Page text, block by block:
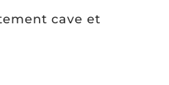
cave et